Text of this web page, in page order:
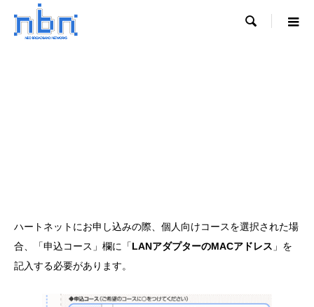

ハートネットにお申し込みの際、個人向けコースを選択された場
合、「申込コース」欄に「LANアダプターのMACアドレス 」を
記入する必要があります。